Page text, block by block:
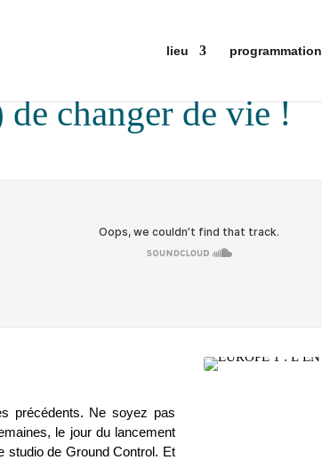
lieu programmation
de changer de vie !
précédents. Ne soyez pas
le jour du lancement
studio de Ground Control. Et